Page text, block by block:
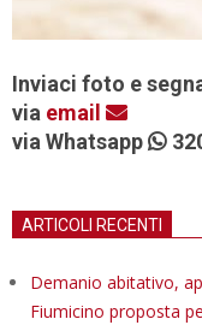
Inviaci foto e
via email
via Whatsapp
ARTICOLI RECENTI
Demanio abitativo,
Fiumicino proposta